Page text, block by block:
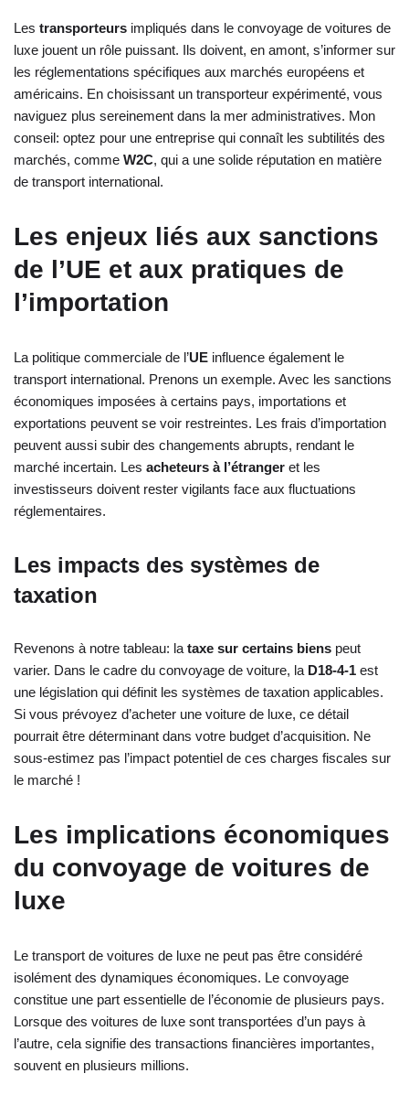
Les transporteurs impliqués dans le convoyage de voitures de
luxe jouent un rôle puissant. Ils doivent, en amont, s’informer sur
les réglementations spécifiques aux marchés européens et
américains. En choisissant un transporteur expérimenté, vous
naviguez plus sereinement dans la mer administratives. Mon
conseil: optez pour une entreprise qui connaît les subtilités des
marchés, comme W2C, qui a une solide réputation en matière
de transport international.
Les enjeux liés aux sanctions
de l’UE et aux pratiques de
l’importation
La politique commerciale de l’UE influence également le
transport international. Prenons un exemple. Avec les sanctions
économiques imposées à certains pays, importations et
exportations peuvent se voir restreintes. Les frais d’importation
peuvent aussi subir des changements abrupts, rendant le
marché incertain. Les acheteurs à l’étranger et les
investisseurs doivent rester vigilants face aux fluctuations
réglementaires.
Les impacts des systèmes de
taxation
Revenons à notre tableau: la taxe sur certains biens peut
varier. Dans le cadre du convoyage de voiture, la D18-4-1 est
une législation qui définit les systèmes de taxation applicables.
Si vous prévoyez d’acheter une voiture de luxe, ce détail
pourrait être déterminant dans votre budget d’acquisition. Ne
sous-estimez pas l’impact potentiel de ces charges fiscales sur
le marché !
Les implications économiques
du convoyage de voitures de
luxe
Le transport de voitures de luxe ne peut pas être considéré
isolément des dynamiques économiques. Le convoyage
constitue une part essentielle de l’économie de plusieurs pays.
Lorsque des voitures de luxe sont transportées d’un pays à
l’autre, cela signifie des transactions financières importantes,
souvent en plusieurs millions.